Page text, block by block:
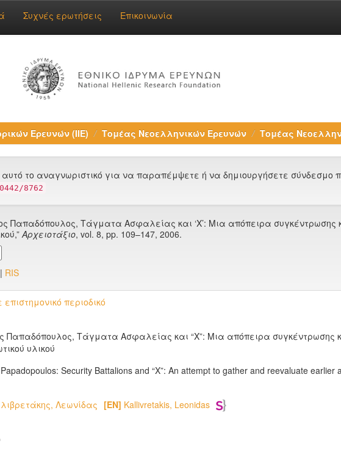
Συχνές ερωτήσεις Επικοινωνία
Ερευνών (ΙΙΕ) Τομέας Νεοελληνικών Ερευνών Τομέας
το αναγνωριστικό για να παραπέμψετε ή να δημιουργήσετε σύνδεσμο
8762
Παπαδόπουλος, Τάγματα Ασφαλείας και ‘Χ’: Μια απόπειρα συγκέντρωσης
Αρχειοτάξιο, vol. 8, pp. 109–147, 2006.
| RIS
περιοδικό
Παπαδόπουλος, Τάγματα Ασφαλείας και “Χ”: Μια απόπειρα συγκέντρωσης
υλικού
Security Battalions and “X”: An attempt to gather and reevaluate
Λεωνίδας [EN] Kallivretakis, Leonidas